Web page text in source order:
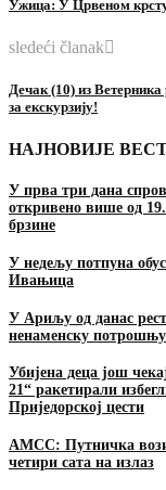
Ужица: У Црвеном
sledeći članak
Дечак (10) из
за екскурзију!
НАЈНОВИЈЕ
У прва три дана
откривено више од
брзине
У недељу потпуна
Ивањица
У Ариљу од данас
ненаменску потрошњу
Убијена деца још
21“ ракетирали
Приједорској цести
АМСС: Путничка
четири сата на излаз